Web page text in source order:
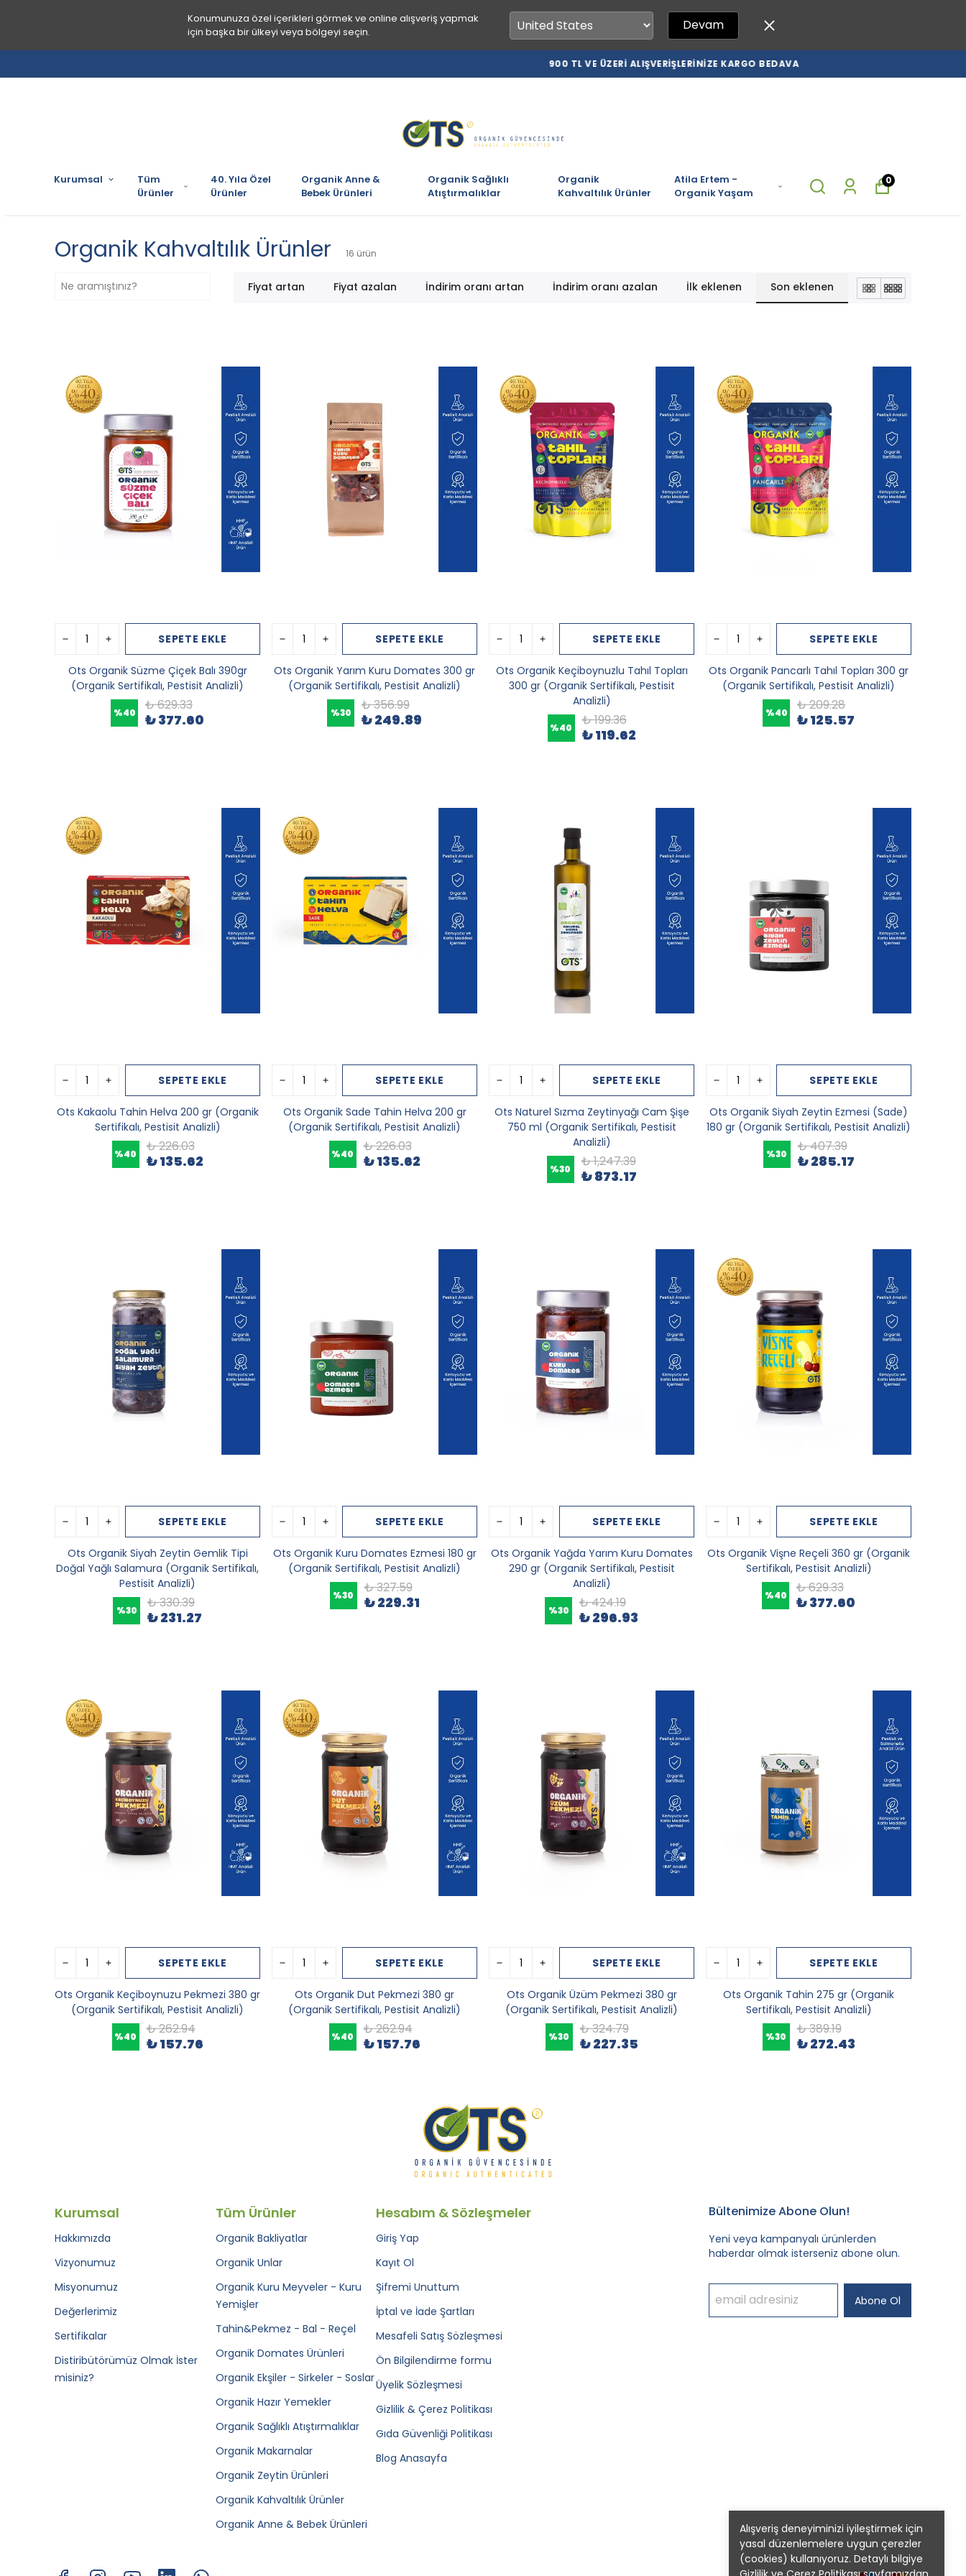
Konumunuza özel içerikleri görmek ve online alışveriş yapmak
için başka bir ülkeyi veya bölgeyi seçin.
Devam
900 TL VE ÜZERİ ALIŞVERİŞLERİNİZE KARGO BEDAVA
Kurumsal
Tüm
Ürünler
40. Yıla Özel
Ürünler
Organik Anne &
Bebek Ürünleri
Organik Sağlıklı
Atıştırmalıklar
Organik
Kahvaltılık Ürünler
Atila Ertem -
Organik Yaşam
0
Alışveriş deneyiminizi iyileştirmek için
yasal düzenlemelere uygun çerezler
(cookies) kullanıyoruz. Detaylı bilgiye
Organik Kahvaltılık Ürünler 16 ürün
Fiyat artan Fiyat azalan İndirim oranı artan İndirim oranı azalan İlk eklenen Son eklenen
SEPETE EKLE
Ots Organik Süzme Çiçek Balı 390gr
(Organik Sertifikalı, Pestisit Analizli)
%40 ₺ 629.33
₺ 377.60
SEPETE EKLE
Ots Organik Yarım Kuru Domates 300 gr
(Organik Sertifikalı, Pestisit Analizli)
%30 ₺ 356.99
₺ 249.89
SEPETE EKLE
Ots Organik Keçiboynuzlu Tahıl Topları
300 gr (Organik Sertifikalı, Pestisit
Analizli)
%40 ₺ 199.36
₺ 119.62
SEPETE EKLE
Ots Organik Pancarlı Tahıl Topları 300 gr
(Organik Sertifikalı, Pestisit Analizli)
%40 ₺ 209.28
₺ 125.57
SEPETE EKLE
Ots Kakaolu Tahin Helva 200 gr (Organik
Sertifikalı, Pestisit Analizli)
%40 ₺ 226.03
₺ 135.62
SEPETE EKLE
Ots Organik Sade Tahin Helva 200 gr
(Organik Sertifikalı, Pestisit Analizli)
%40 ₺ 226.03
₺ 135.62
SEPETE EKLE
Ots Naturel Sızma Zeytinyağı Cam Şişe
750 ml (Organik Sertifikalı, Pestisit
Analizli)
%30 ₺ 1,247.39
₺ 873.17
SEPETE EKLE
Ots Organik Siyah Zeytin Ezmesi (Sade)
180 gr (Organik Sertifikalı, Pestisit Analizli)
%30 ₺ 407.39
₺ 285.17
SEPETE EKLE
Ots Organik Siyah Zeytin Gemlik Tipi
Doğal Yağlı Salamura (Organik Sertifikalı,
Pestisit Analizli)
%30 ₺ 330.39
₺ 231.27
SEPETE EKLE
Ots Organik Kuru Domates Ezmesi 180 gr
(Organik Sertifikalı, Pestisit Analizli)
%30 ₺ 327.59
₺ 229.31
SEPETE EKLE
Ots Organik Yağda Yarım Kuru Domates
290 gr (Organik Sertifikalı, Pestisit
Analizli)
%30 ₺ 424.19
₺ 296.93
SEPETE EKLE
Ots Organik Vişne Reçeli 360 gr (Organik
Sertifikalı, Pestisit Analizli)
%40 ₺ 629.33
₺ 377.60
SEPETE EKLE
Ots Organik Keçiboynuzu Pekmezi 380 gr
(Organik Sertifikalı, Pestisit Analizli)
%40 ₺ 262.94
₺ 157.76
SEPETE EKLE
Ots Organik Dut Pekmezi 380 gr
(Organik Sertifikalı, Pestisit Analizli)
%40 ₺ 262.94
₺ 157.76
SEPETE EKLE
Ots Organik Üzüm Pekmezi 380 gr
(Organik Sertifikalı, Pestisit Analizli)
%30 ₺ 324.79
₺ 227.35
SEPETE EKLE
Ots Organik Tahin 275 gr (Organik
Sertifikalı, Pestisit Analizli)
%30 ₺ 389.19
₺ 272.43
Kurumsal
Hakkımızda
Vizyonumuz
Misyonumuz
Değerlerimiz
Sertifikalar
Distiribütörümüz Olmak İster
misiniz?
Tüm Ürünler
Organik Bakliyatlar
Organik Unlar
Organik Kuru Meyveler - Kuru
Yemişler
Tahin&Pekmez - Bal - Reçel
Organik Domates Ürünleri
Organik Ekşiler - Sirkeler - Soslar
Organik Hazır Yemekler
Organik Sağlıklı Atıştırmalıklar
Organik Makarnalar
Organik Zeytin Ürünleri
Organik Kahvaltılık Ürünler
Organik Anne & Bebek Ürünleri
Hesabım & Sözleşmeler
Giriş Yap
Kayıt Ol
Şifremi Unuttum
İptal ve İade Şartları
Mesafeli Satış Sözleşmesi
Ön Bilgilendirme formu
Üyelik Sözleşmesi
Gizlilik & Çerez Politikası
Gıda Güvenliği Politikası
Blog Anasayfa
Bültenimize Abone Olun!
Yeni veya kampanyalı ürünlerden
haberdar olmak isterseniz abone olun.
Abone Ol